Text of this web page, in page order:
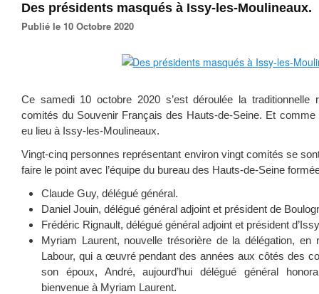
Des présidents masqués à Issy-les-Moulineaux.
Publié le 10 Octobre 2020
Ce samedi 10 octobre 2020 s’est déroulée la traditionnelle
comités du Souvenir Français des Hauts-de-Seine. Et
eu lieu à Issy-les-Moulineaux.
Vingt-cinq personnes représentant environ vingt comités se
faire le point avec l’équipe du bureau des Hauts-de-Seine
Claude Guy, délégué général.
Daniel Jouin, délégué général adjoint et président de
Frédéric Rignault, délégué général adjoint et président
Myriam Laurent, nouvelle trésorière de la délégation, en
Labour, qui a œuvré pendant des années aux côtés des
son époux, André, aujourd’hui délégué général
bienvenue à Myriam Laurent.